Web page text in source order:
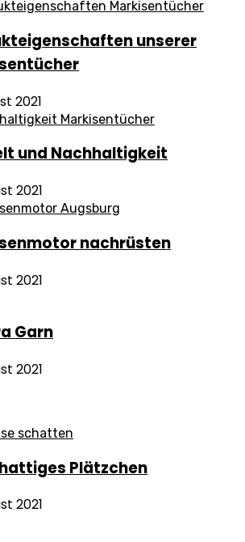
unserer
2021
und Nachhaltigkeit
2021
nachrüsten
2021
Garn
2021
Plätzchen
2021